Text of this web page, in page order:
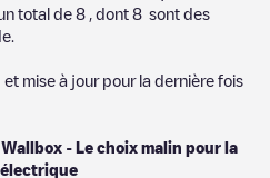
total de 8 , dont 8 sont des
et mise à jour pour la dernière fois
- Le choix malin pour la